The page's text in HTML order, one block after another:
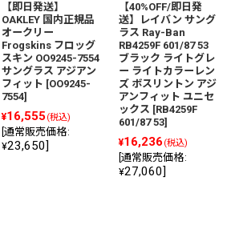
【即日発送】
OAKLEY 国内正規品
オークリー
Frogskins フロッグ
スキン OO9245-7554
サングラス アジアン
フィット [OO9245-
7554]
¥16,555 (税込)
通常販売価格:
¥23,650]
【40%OFF/即日発
送】レイバン サング
ラス Ray-Ban
RB4259F 601/87 53
ブラック ライトグレ
ー ライトカラーレン
ズ ボスリントン アジ
アンフィット ユニセ
ックス [RB4259F
601/87 53]
¥16,236 (税込)
通常販売価格:
¥27,060]